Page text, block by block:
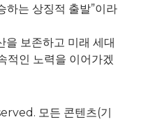
하는 상징적 출발”이라
을 보존하고 미래 세대
적인 노력을 이어가겠
모든 콘텐츠(기